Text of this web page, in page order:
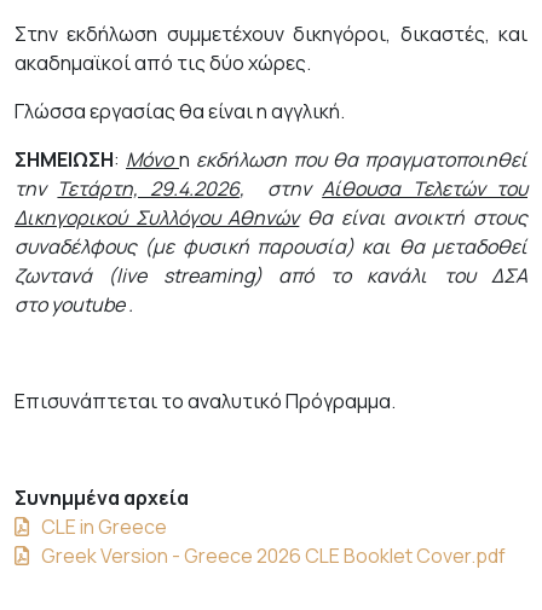
Στην εκδήλωση συμμετέχουν δικηγόροι, δικαστές, και
ακαδημαϊκοί από τις δύο χώρες.
Γλώσσα εργασίας θα είναι η αγγλική.
ΣΗΜΕΙΩΣΗ: Μόνοη εκδήλωση που θα πραγματοποιηθεί
την Τετάρτη, 29.4.2026, στηνΑίθουσα Τελετών του
Δικηγορικού Συλλόγου Αθηνώνθα είναι ανοικτή στους
συναδέλφους (με φυσική παρουσία) και θα μεταδοθεί
ζωντανά (live streaming) από το κανάλι του ΔΣΑ
στοyoutube.
Επισυνάπτεται το αναλυτικό Πρόγραμμα.
Συνημμένα αρχεία
CLE in Greece
Greek Version - Greece 2026 CLE Booklet Cover.pdf